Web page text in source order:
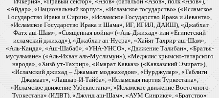
«Айдар», «Национальный корпус», «Исламское государство» («Исламское
Государство Ирака и Сирии», «Исламское Государство Ирака и Леванта»,
«Исламское Государство Ирака и Шама», ИГ, ИГИЛ, ДАИШ), «Джабхат
Фатх аш-Шам», «Священная война» («Аль-Джихад» или «Египетский
исламский джихад»), «Джабхат ан-Нусра», «Хайят Тахрир-аш-Шам»,
«Аль-Каида», «Аш-Шабаб», «УНА-УНСО», «Движение Талибан», «Братья-
мусульмане» («Аль-Ихван аль-Муслимун»), «Меджлис крымско-татарского
народа», «Хизб ут-Тахрир», «Имарат Кавказ» («Кавказский Эмират»),
«Исламский джихад – Джамаат моджахедов», «Нурджулар», «Таблиги
Джамаат», «Лашкар-И-Тайба», «Исламская партия Туркестана»,
«Исламское движение Узбекистана», «Исламское движение Восточного
Туркестана» (ИДВТ), «Джунд аш-Шам», «АУМ Синрике», «Братство»